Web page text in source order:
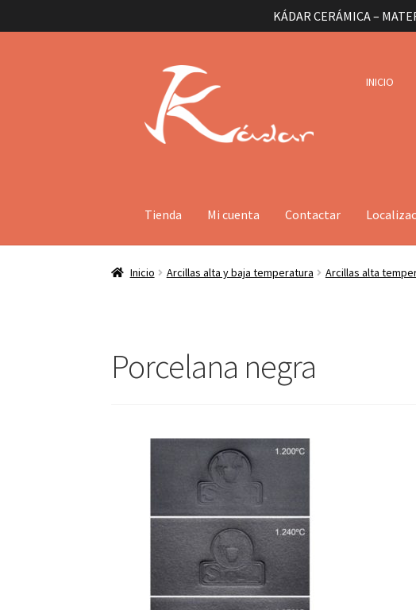
KÁDAR CERÁMICA –
navegación
contenido
INICIO
Tienda Mi cuenta Contactar
Inicio Arcillas alta y baja temperatura Arcillas alta
Porcelana negra